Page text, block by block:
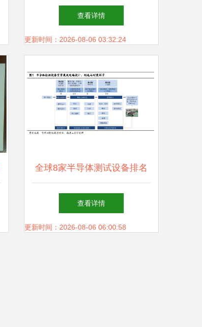
解
查看详情
更新时间：2026-08-06 03:32:24
全球8家半导体测试设备排名
及市场展望 美系占51%，日
系占40%
查看详情
更新时间：2026-08-06 06:00:58